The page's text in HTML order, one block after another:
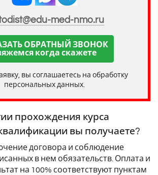
med-nmo.ru
ОБРАТНЫЙ ЗВОНОК
когда скажете
вы соглашаетесь на обработку
персональных данных.
прохождения курса
вы получаете?
договора и соблюдение
в нем обязательств. Оплата и
на 100% соответствуют пунктам